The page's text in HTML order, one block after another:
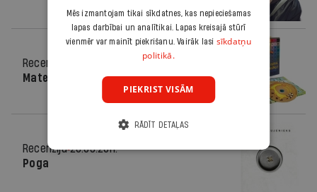
Recenzija
Matemātika kā māksla
Recenzija 28.09.2011.
Poga
Mēs izmantojam tikai sīkdatnes, kas nepieciešamas
lapas darbībai un analītikai. Lapas kreisajā stūrī
vienmēr var mainīt piekrišanu. Vairāk lasi sīkdatņu
politikā.
PIEKRIST VISĀM
RĀDĪT DETAĻAS